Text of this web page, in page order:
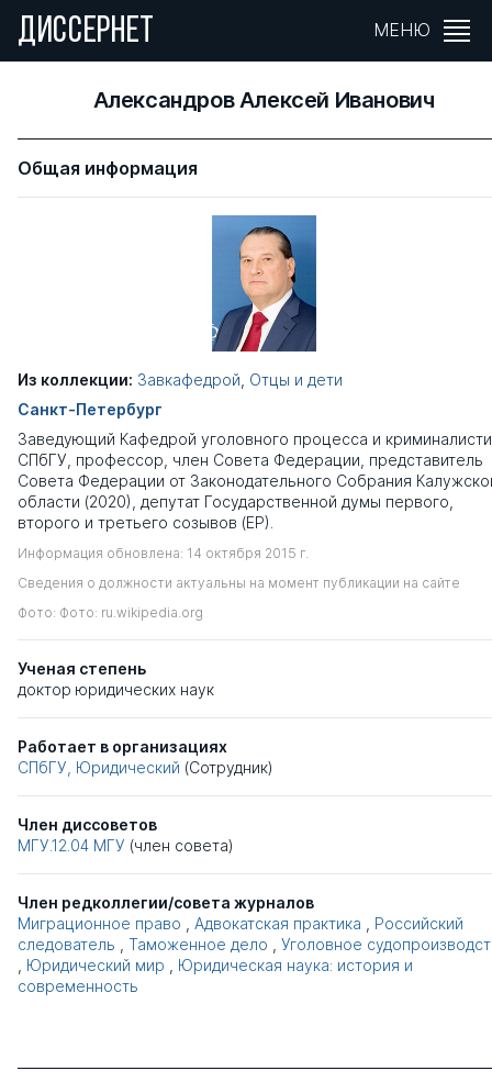
ДИССЕРНЕТ МЕНЮ
Александров Алексей Иванович
Общая информация
Из коллекции: Завкафедрой Отцы и дети
Санкт-Петербург
Заведующий Кафедрой уголовного процесса и
СПбГУ, профессор, член Совета Федерации, представитель
Совета Федерации от Законодательного Собрания
области (2020), депутат Государственной думы первого,
второго и третьего созывов (ЕР).
Информация обновлена: 14 октября 2015 г.
Сведения о должности актуальны на момент публикации на сайте
Фото: Фото: ru.wikipedia.org
Ученая степень
доктор юридических наук
Работает в организациях
СПбГУ, Юридический (Сотрудник)
Член диссоветов
МГУ.12.04 МГУ (член совета)
Член редколлегии/совета журналов
Миграционное право
Адвокатская практика
Российский
следователь
Таможенное дело
Уголовное
Юридический мир
Юридическая наука: история и
современность